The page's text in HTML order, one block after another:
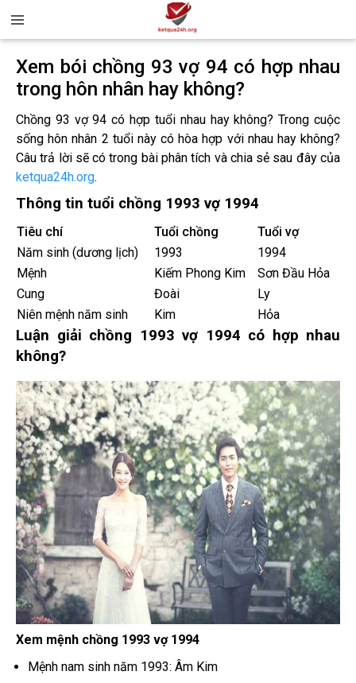
Xem bói chồng 93 vợ 94 có hợp nhau
trong hôn nhân hay không?
Chồng 93 vợ 94 có hợp tuổi nhau hay không? Trong cuộc
sống hôn nhân 2 tuổi này có hòa hợp với nhau hay không?
Câu trả lời sẽ có trong bài phân tích và chia sẻ sau đây của
ketqua24h.org.
Thông tin tuổi chồng 1993 vợ 1994
Tiêu chí Tuổi chồng
Tuổi vợ
Năm sinh (dương lịch)
1993
1994
Mệnh
Kiếm Phong Kim
Sơn Đầu Hỏa
Cung
Đoài
Ly
Niên mệnh năm sinh
Kim Hỏa
Luận giải chồng 1993 vợ 1994 có hợp nhau
không?
Xem mệnh chồng 1993 vợ 1994
Mệnh nam sinh năm 1993: Âm Kim